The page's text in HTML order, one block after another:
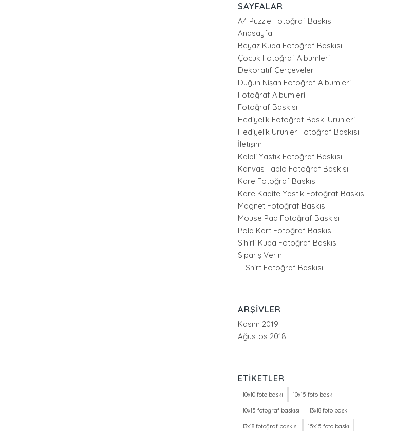
SAYFALAR
A4 Puzzle Fotoğraf Baskısı
Anasayfa
Beyaz Kupa Fotoğraf Baskısı
Çocuk Fotoğraf Albümleri
Dekoratif Çerçeveler
Düğün Nişan Fotoğraf Albümleri
Fotoğraf Albümleri
Fotoğraf Baskısı
Hediyelik Fotoğraf Baskı Ürünleri
Hediyelik Ürünler Fotoğraf Baskısı
İletişim
Kalpli Yastık Fotoğraf Baskısı
Kanvas Tablo Fotoğraf Baskısı
Kare Fotoğraf Baskısı
Kare Kadife Yastık Fotoğraf Baskısı
Magnet Fotoğraf Baskısı
Mouse Pad Fotoğraf Baskısı
Pola Kart Fotoğraf Baskısı
Sihirli Kupa Fotoğraf Baskısı
Sipariş Verin
T-Shirt Fotoğraf Baskısı
ARŞIVLER
Kasım 2019
Ağustos 2018
ETIKETLER
10x10 foto baskı 10x15 foto baskı
10x15 fotoğraf baskısı 13x18 foto baskı
13x18 fotoğraf baskısı 15x15 foto baskı